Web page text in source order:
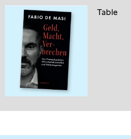
Table